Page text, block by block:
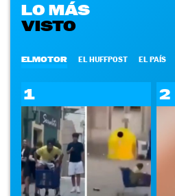
LO MÁS
VISTO
ELMOTOR EL HUFFPOST EL PAÍS
1 2